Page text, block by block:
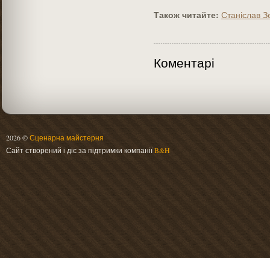
Також читайте: Станіслав
Коментарі
2026 ©Сценарна майстерня
Сайт створений і діє за підтримки компаніїB&H